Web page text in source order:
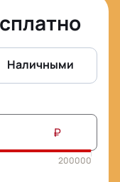
Наличными
₽